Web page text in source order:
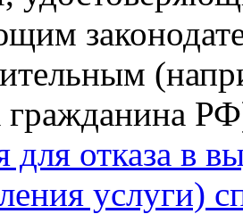
гражданина
отказа в
услуги)